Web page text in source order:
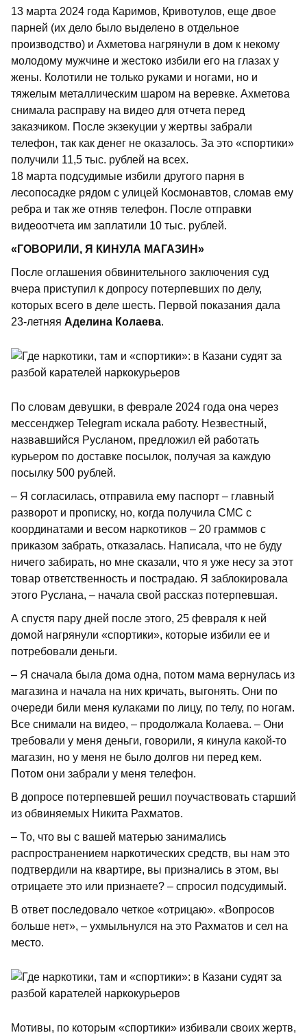
13 марта 2024 года Каримов, Кривотулов, еще двое
парней (их дело было выделено в отдельное
производство) и Ахметова нагрянули в дом к некому
молодому мужчине и жестоко избили его на глазах у
жены. Колотили не только руками и ногами, но и
тяжелым металлическим шаром на веревке. Ахметова
снимала расправу на видео для отчета перед
заказчиком. После экзекуции у жертвы забрали
телефон, так как денег не оказалось. За это «спортики»
получили 11,5 тыс. рублей на всех.
18 марта подсудимые избили другого парня в
лесопосадке рядом с улицей Космонавтов, сломав ему
ребра и так же отняв телефон. После отправки
видеоотчета им заплатили 10 тыс. рублей.
«ГОВОРИЛИ, Я КИНУЛА МАГАЗИН»
После оглашения обвинительного заключения суд
вчера приступил к допросу потерпевших по делу,
которых всего в деле шесть. Первой показания дала
23-летняя Аделина Колаева.
По словам девушки, в феврале 2024 года она через
мессенджер Telegram искала работу. Незвестный,
назвавшийся Русланом, предложил ей работать
курьером по доставке посылок, получая за каждую
посылку 500 рублей.
– Я согласилась, отправила ему паспорт – главный
разворот и прописку, но, когда получила СМС с
координатами и весом наркотиков – 20 граммов с
приказом забрать, отказалась. Написала, что не буду
ничего забирать, но мне сказали, что я уже несу за этот
товар ответственность и пострадаю. Я заблокировала
этого Руслана, – начала свой рассказ потерпевшая.
А спустя пару дней после этого, 25 февраля к ней
домой нагрянули «спортики», которые избили ее и
потребовали деньги.
– Я сначала была дома одна, потом мама вернулась из
магазина и начала на них кричать, выгонять. Они по
очереди били меня кулаками по лицу, по телу, по ногам.
Все снимали на видео, – продолжала Колаева. – Они
требовали у меня деньги, говорили, я кинула какой-то
магазин, но у меня не было долгов ни перед кем.
Потом они забрали у меня телефон.
В допросе потерпевшей решил поучаствовать старший
из обвиняемых Никита Рахматов.
– То, что вы с вашей матерью занимались
распространением наркотических средств, вы нам это
подтвердили на квартире, вы признались в этом, вы
отрицаете это или признаете? – спросил подсудимый.
В ответ последовало четкое «отрицаю». «Вопросов
больше нет», – ухмыльнулся на это Рахматов и сел на
место.
Мотивы, по которым «спортики» избивали своих жертв,